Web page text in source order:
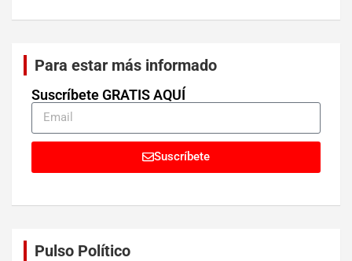
Para estar más informado
Suscríbete GRATIS AQUÍ
Suscríbete
Pulso Político